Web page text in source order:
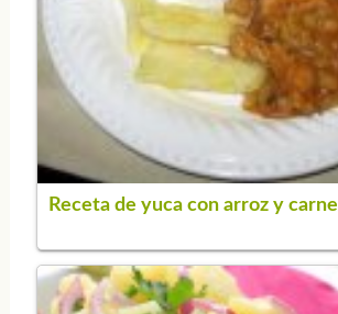
Receta de yuca con arroz y carne